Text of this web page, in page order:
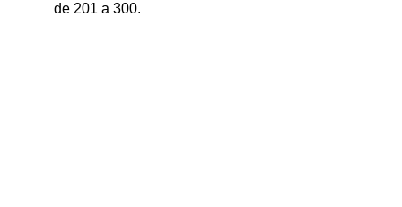
de 201 a 300.